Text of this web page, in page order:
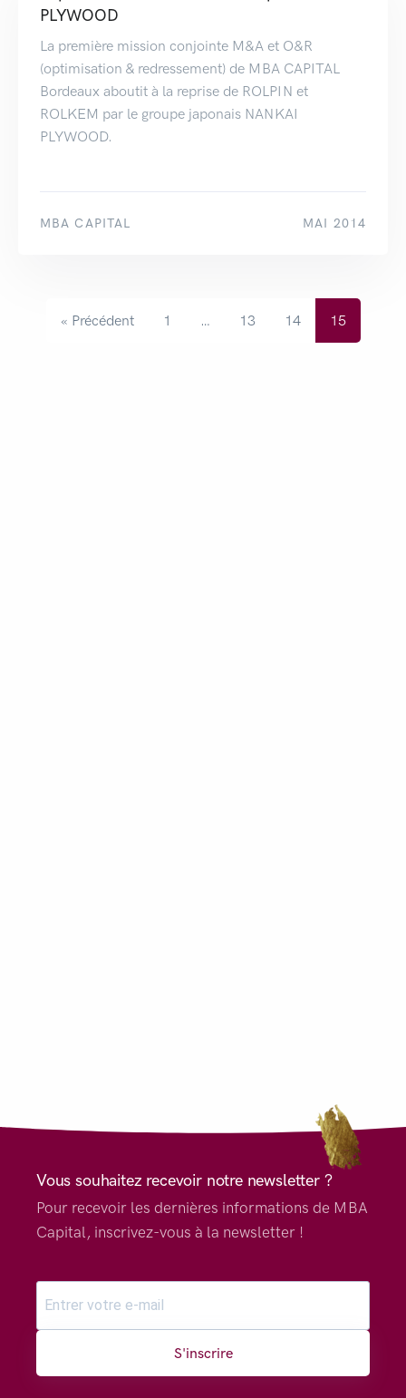
PLYWOOD
La première mission conjointe M&A et O&R
(optimisation & redressement) de MBA CAPITAL
Bordeaux aboutit à la reprise de ROLPIN et
ROLKEM par le groupe japonais NANKAI
PLYWOOD.
MBA CAPITAL MAI 2014
« Précédent 1 … 13 14 15
Vous souhaitez recevoir notre newsletter ?
Pour recevoir les dernières informations de MBA
Capital, inscrivez-vous à la newsletter !
S'inscrire